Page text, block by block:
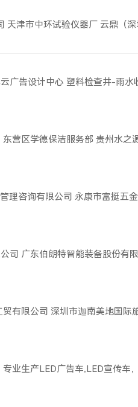
天津市中环试验仪器厂 云鼎（
广告设计中心 塑料检查井-雨水
东营区学德保洁服务部 贵州水之
理咨询有限公司 永康市富挺五
司 广东伯朗特智能装备股份有
有限公司 深圳市迦南美地国际
专业生产LED广告车,LED宣传车